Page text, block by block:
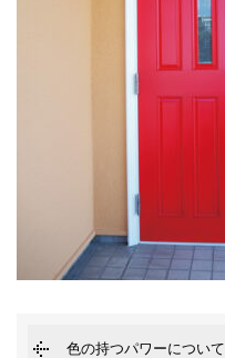
色の持つパワーについて